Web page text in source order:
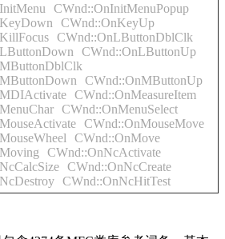
CWnd::OnInitMenuPopup
CWnd::OnKeyUp
CWnd::OnLButtonDblClk
CWnd::OnLButtonUp
CWnd::OnMButtonUp
CWnd::OnMeasureItem
CWnd::OnMenuSelect
CWnd::OnMouseMove
CWnd::OnMove
CWnd::OnNcActivate
CWnd::OnNcCreate
CWnd::OnNcHitTest